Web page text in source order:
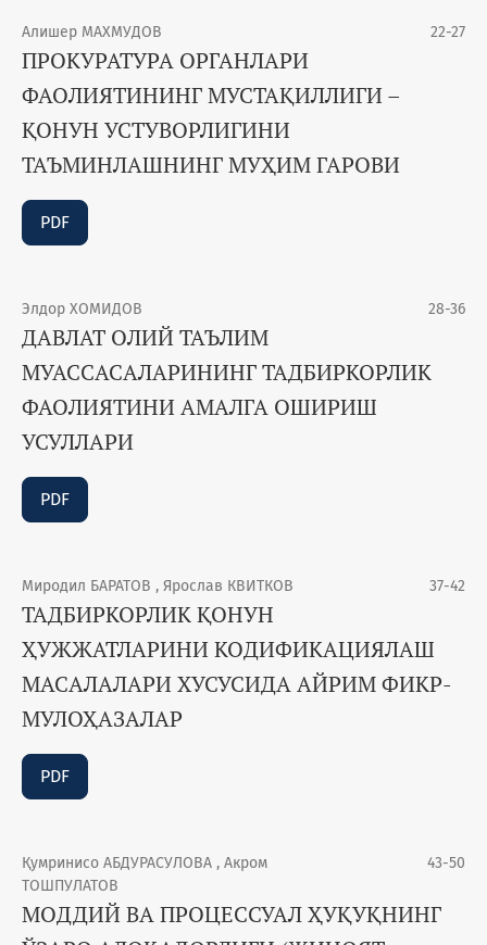
Алишер МАХМУДОВ 22-27
ПРОКУРАТУРА ОРГАНЛАРИ
ФАОЛИЯТИНИНГ МУСТАҚИЛЛИГИ –
ҚОНУН УСТУВОРЛИГИНИ
ТАЪМИНЛАШНИНГ МУҲИМ ГАРОВИ
PDF
Элдор ХОМИДОВ 28-36
ДАВЛАТ ОЛИЙ ТАЪЛИМ
МУАССАСАЛАРИНИНГ ТАДБИРКОРЛИК
ФАОЛИЯТИНИ АМАЛГА ОШИРИШ
УСУЛЛАРИ
PDF
Миродил БАРАТОВ , Ярослав КВИТКОВ 37-42
ТАДБИРКОРЛИК ҚОНУН
ҲУЖЖАТЛАРИНИ КОДИФИКАЦИЯЛАШ
МАСАЛАЛАРИ ХУСУСИДА АЙРИМ ФИКР-
МУЛОҲАЗАЛАР
PDF
Қумринисо АБДУРАСУЛОВА , Акром
ТОШПУЛАТОВ
43-50
МОДДИЙ ВА ПРОЦЕССУАЛ ҲУҚУҚНИНГ